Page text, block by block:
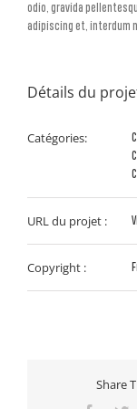
odio, gravida
adipiscing et, interdum
Détails du
Catégories:
URL du projet :
Copyright :
Share